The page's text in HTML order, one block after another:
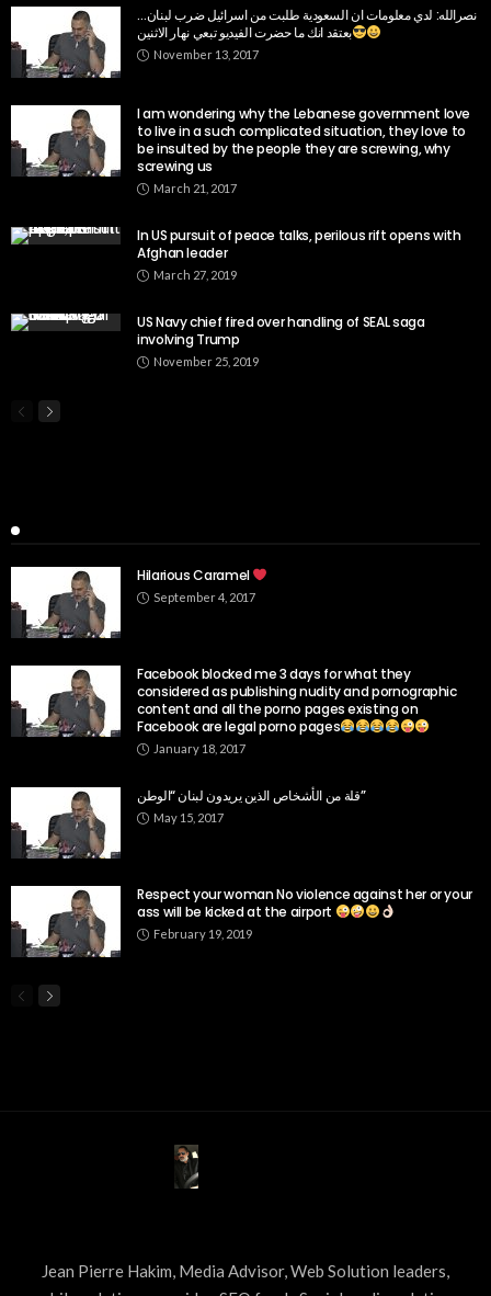
نصرالله: لدي معلومات ان السعودية طلبت من اسرائيل ضرب لبنان…
بعتقد انك ما حضرت الفيديو تبعي نهار الاثنين
November 13, 2017
I am wondering why the Lebanese government love
to live in a such complicated situation, they love to
be insulted by the people they are screwing, why
screwing us
March 21, 2017
In US pursuit of peace talks, perilous rift opens with
Afghan leader
March 27, 2019
US Navy chief fired over handling of SEAL saga
involving Trump
November 25, 2019
Hilarious Caramel
September 4, 2017
Facebook blocked me 3 days for what they
considered as publishing nudity and pornographic
content and all the porno pages existing on
Facebook are legal porno pages
January 18, 2017
قلة من الأشخاص الذين يريدون لبنان “الوطن”
May 15, 2017
Respect your woman No violence against her or your
ass will be kicked at the airport
February 19, 2019
Jean Pierre Hakim, Media Advisor, Web Solution leaders,